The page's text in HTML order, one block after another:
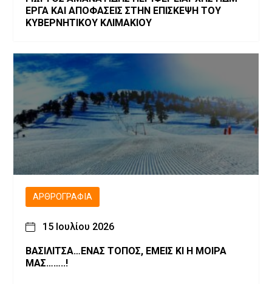
ΕΡΓΑ ΚΑΙ ΑΠΟΦΑΣΕΙΣ ΣΤΗΝ ΕΠΙΣΚΕΨΗ ΤΟΥ
ΚΥΒΕΡΝΗΤΙΚΟΥ ΚΛΙΜΑΚΙΟΥ
ΑΡΘΡΟΓΡΑΦΊΑ
15 Ιουλίου 2026
ΒΑΣΙΛΙΤΣΑ…ΕΝΑΣ ΤΟΠΟΣ, ΕΜΕΙΣ ΚΙ Η ΜΟΙΡΑ
ΜΑΣ……..!